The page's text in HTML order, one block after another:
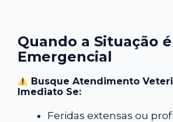
Quando a Situação é
Emergencial
Busque Atendimento
Imediato Se:
Feridas extensas ou